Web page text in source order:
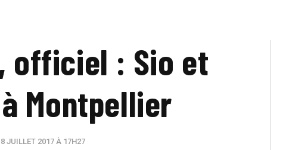
officiel : Sio et
Montpellier
JUILLET 2017 À 17H27